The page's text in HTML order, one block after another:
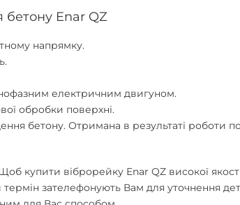
бетону Enar QZ
напрямку.
електричним двигуном.
обробки поверхні.
бетону. Отримана в результаті роботи
купити віброрейку Enar QZ високої
зателефонують Вам для уточнення